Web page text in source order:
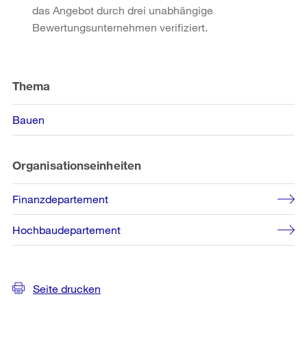
das Angebot durch drei unabhängige
Bewertungsunternehmen verifiziert.
Informationen
Thema
Bauen
Organisationseinheiten
Finanzdepartement
Hochbaudepartement
Seite drucken